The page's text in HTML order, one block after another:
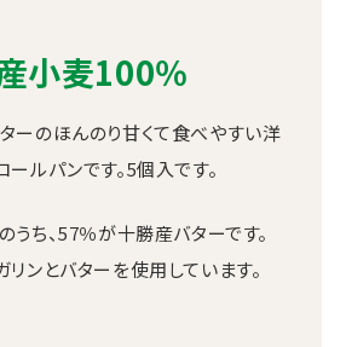
小麦100％
ーのほんのり甘くて食べやすい洋
ルパンです。5個入です。
ち、57％が十勝産バターです。
ンとバターを使用しています。